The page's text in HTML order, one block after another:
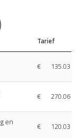
Tarief
€ 135.03
€ 270.06
en
€ 120.03